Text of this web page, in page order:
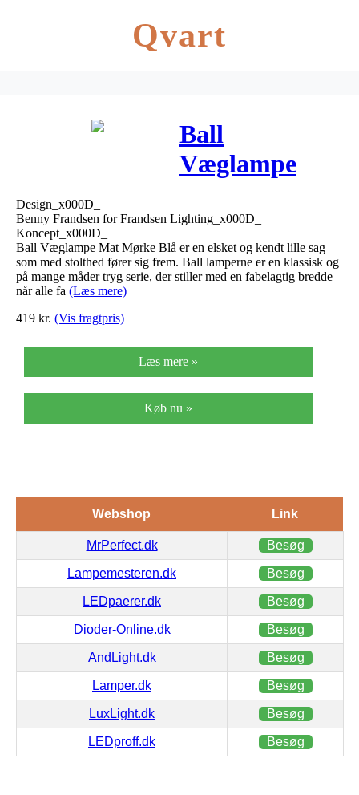
Qvart
Ball
Væglampe
Blå –
Frandsen
Design_x000D_
Benny Frandsen for Frandsen Lighting_x000D_
Koncept_x000D_
Ball Væglampe Mat Mørke Blå er en elsket og kendt lille sag
som med stolthed fører sig frem. Ball lamperne er en klassisk og
på mange måder tryg serie, der stiller med en fabelagtig bredde
når alle fa (Læs mere)
419 kr. (Vis fragtpris)
Læs mere »
Køb nu »
Webshop Link
MrPerfect.dk Besøg
Lampemesteren.dk Besøg
LEDpaerer.dk Besøg
Dioder-Online.dk Besøg
AndLight.dk Besøg
Lamper.dk Besøg
LuxLight.dk Besøg
LEDproff.dk Besøg